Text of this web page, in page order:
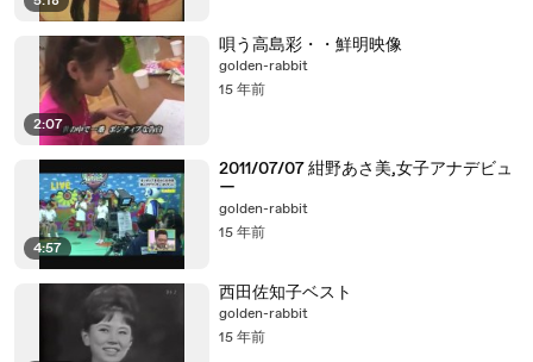
2:07
唄う高島彩・・鮮明映像
golden-rabbit
15 年前
4:57
2011/07/07 紺野あさ美,女子アナデビュ
ー
golden-rabbit
15 年前
西田佐知子ベスト
golden-rabbit
15 年前